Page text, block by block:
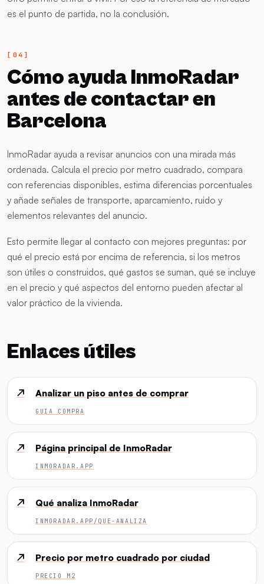
es el punto de partida, no la conclusión.
Cómo ayuda InmoRadar
antes de contactar en
Barcelona
InmoRadar ayuda a revisar anuncios con una mirada más
ordenada. Calcula el precio por metro cuadrado, compara
con referencias disponibles, estima diferencias porcentuales
y añade señales de transporte, aparcamiento, ruido y
elementos relevantes del anuncio.
Esto permite llegar al contacto con mejores preguntas: por
qué el precio está por encima de referencia, si los metros
son útiles o construidos, qué gastos se suman, qué se incluye
en el precio y qué aspectos del entorno pueden afectar al
valor práctico de la vivienda.
Enlaces útiles
↗ Analizar un piso antes de comprar
GUIA COMPRA
↗ Página principal de InmoRadar
INMORADAR.APP
↗ Qué analiza InmoRadar
INMORADAR.APP/QUE-ANALIZA
↗ Precio por metro cuadrado por ciudad
PRECIO M2